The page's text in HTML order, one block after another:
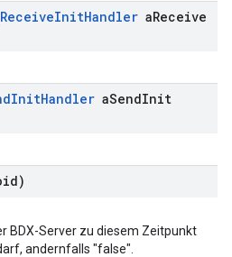
ReceiveInitHandler aReceive
InitHandler aSendInit
BDX-Server zu diesem Zeitpunkt
andernfalls "false".